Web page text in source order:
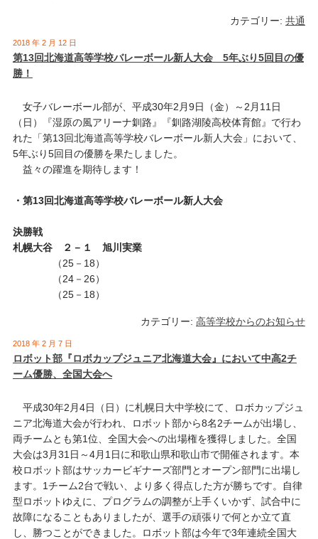
カテゴリー:共通
2018 年 2 月 12 日
第13回北海道高等学校バレーボール新人大会 5年ぶり5回目の優
勝！
女子バレーボール部が、平成30年2月9日（金）～2月11日
（日）『湿原の風アリーナ釧路』『釧路湖陵高校体育館』で行わ
れた「第13回北海道高等学校バレーボール新人大会」において、
5年ぶり5回目の優勝を果たしました。
益々の躍進を期待します！
・第13回北海道高等学校バレーボール新人大会
決勝戦
札幌大谷 ２－１ 旭川実業
（25－18）
（24－26）
（25－18）
カテゴリー:高等学校からのお知らせ
2018 年 2 月 7 日
ロボット部『ロボカップジュニア北海道大会』において中高2チ
ーム優勝、全国大会へ
平成30年2月4日（日）に札幌日大中学校にて、ロボカップジュ
ニア北海道大会が行われ、ロボット部から8名2チームが出場し、
両チームとも第1位、全国大会への出場権を獲得しました。全国
大会は3月31日～4月1日に和歌山県和歌山市で開催されます。本
校ロボット部はサッカービギナーズ部門とオープン部門に出場し
ます。1チーム2台で戦い、より多く得点した方が勝ちです。自律
型ロボットゆえに、プログラムの調整が上手くいかず、試合中に
故障になることもありましたが、選手の頑張りで何とか立て直
し、勝つことができました。ロボット部は今年で3年連続全国大